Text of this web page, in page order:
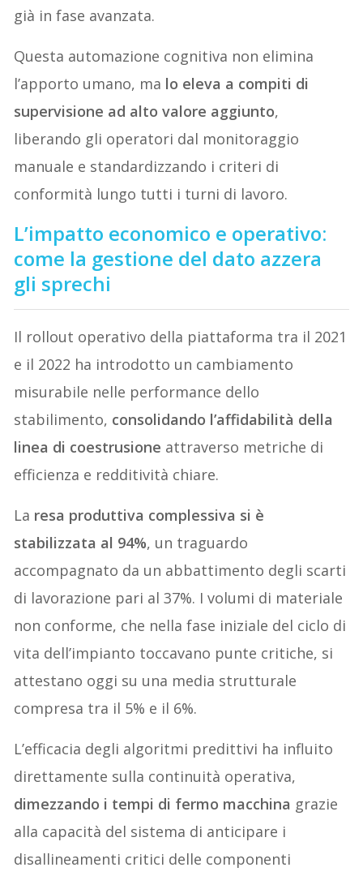
già in fase avanzata.
Questa automazione cognitiva non elimina
l’apporto umano, ma lo eleva a compiti di
supervisione ad alto valore aggiunto,
liberando gli operatori dal monitoraggio
manuale e standardizzando i criteri di
conformità lungo tutti i turni di lavoro.
L’impatto economico e operativo:
come la gestione del dato azzera
gli sprechi
Il rollout operativo della piattaforma tra il 2021
e il 2022 ha introdotto un cambiamento
misurabile nelle performance dello
stabilimento, consolidando l’affidabilità della
linea di coestrusione attraverso metriche di
efficienza e redditività chiare.
La resa produttiva complessiva si è
stabilizzata al 94%, un traguardo
accompagnato da un abbattimento degli scarti
di lavorazione pari al 37%. I volumi di materiale
non conforme, che nella fase iniziale del ciclo di
vita dell’impianto toccavano punte critiche, si
attestano oggi su una media strutturale
compresa tra il 5% e il 6%.
L’efficacia degli algoritmi predittivi ha influito
direttamente sulla continuità operativa,
dimezzando i tempi di fermo macchina grazie
alla capacità del sistema di anticipare i
disallineamenti critici delle componenti